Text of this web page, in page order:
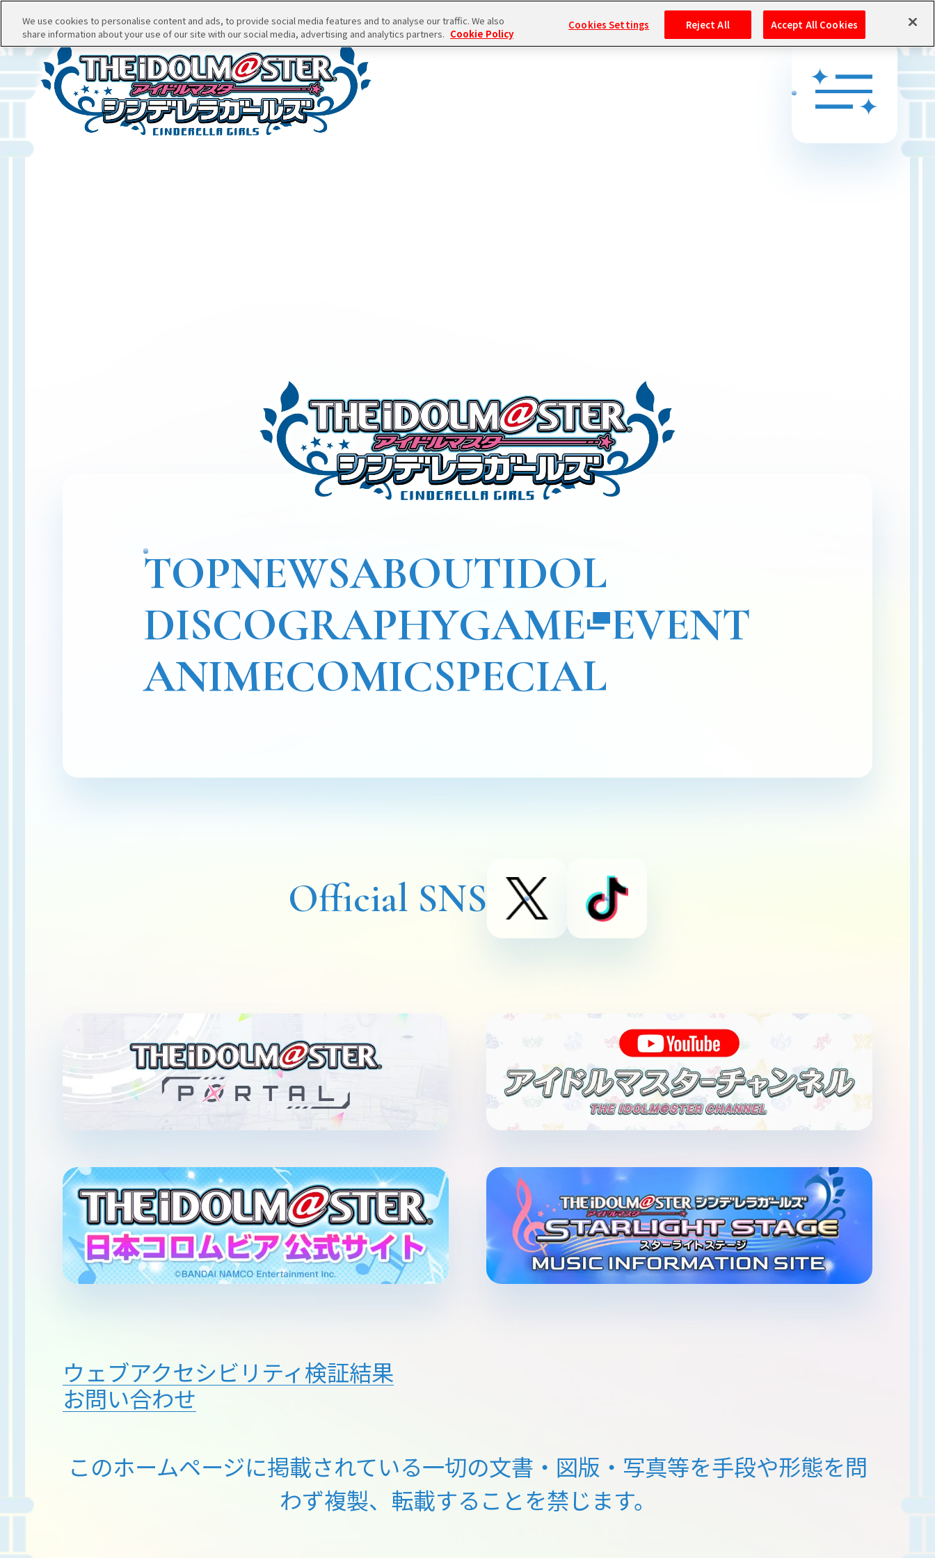
TOPNEWSABOUTIDOL
DISCOGRAPHYGAME EVENT
ANIMECOMICSPECIAL
Official SNS
ウェブアクセシビリティ検証結果
お問い合わせ
このホームページに掲載されている一切の文書・図版・写真等を手段や形態を問
わず複製、転載することを禁じます。
We use cookies to personalise content and ads, to provide social media features and to analyse our traffic. We also
share information about your use of our site with our social media, advertising and analytics partners. Cookie Policy
Cookies Settings Reject All Accept All Cookies